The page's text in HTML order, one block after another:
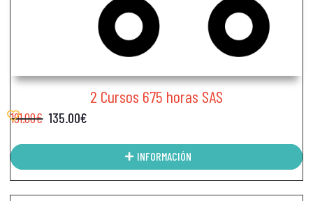
2 Cursos 675 horas SAS
191.00€ 135.00€
INFORMACIÓN